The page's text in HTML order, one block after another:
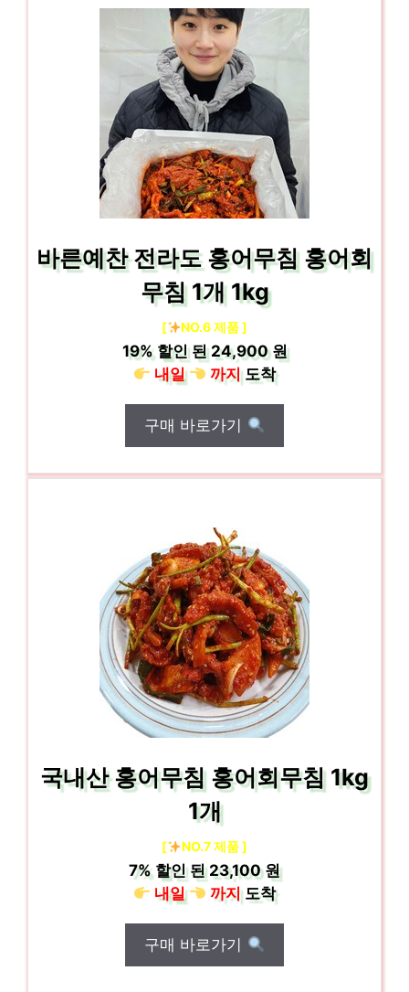
바른예찬 전라도 홍어무침 홍어회
무침 1개 1kg
[ NO.6 제품 ]
19%할인 된24,900 원
내일
까지도착
구매 바로가기
국내산 홍어무침 홍어회무침 1kg
1개
[ NO.7 제품 ]
7%할인 된23,100 원
내일
까지도착
구매 바로가기